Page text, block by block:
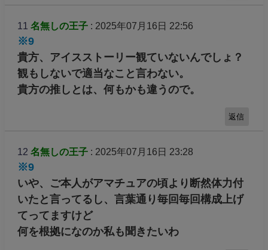
11 名無しの王子: 2025年07月16日 22:56
※9
貴方、アイスストーリー観ていないんでしょ？
観もしないで適当なこと言わない。
貴方の推しとは、何もかも違うので。
返信
12 名無しの王子: 2025年07月16日 23:28
※9
いや、ご本人がアマチュアの頃より断然体力付
いたと言ってるし、言葉通り毎回毎回構成上げ
てってますけど
何を根拠になのか私も聞きたいわ